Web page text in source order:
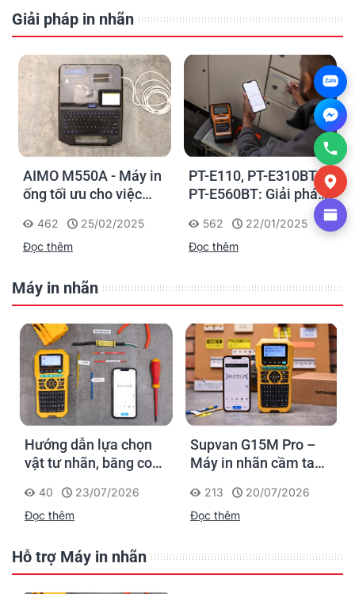
Giải pháp in nhãn
AIMO M550A - Máy in
ống tối ưu cho việc
nhận diện cáp điện,
cáp mạng
462
25/02/2025
Đọc thêm
PT-E110, PT-E310BT,
PT-E560BT: Giải pháp
in nhãn cầm tay công
nghiệp của Brother
562
22/01/2025
Đọc thêm
Máy in nhãn
Hướng dẫn lựa chọn
vật tư nhãn, băng co
Supvan G15M Pro
40
23/07/2026
Đọc thêm
Supvan G15M Pro –
Máy in nhãn cầm tay
dấu một lần, tra cứu
trọn đời công trình
213
20/07/2026
Đọc thêm
Hỗ trợ Máy in nhãn
Zalo